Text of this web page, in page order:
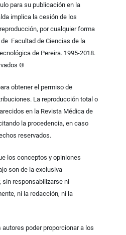
para su publicación en la
implica la cesión de los
por cualquier forma
Facultad de Ciencias de la
de Pereira. 1995-2018.
®
obtener el permiso de
La reproducción total o
en la Revista Médica de
la procedencia, en caso
reservados.
los conceptos y opiniones
son de la exclusiva
sin responsabilizarse ni
ni la redacción, ni la
poder proporcionar a los